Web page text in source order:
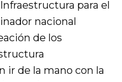
para el
nacional
de los
ir de la mano con la